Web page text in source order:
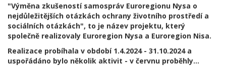
"Výměna zkušeností samospráv Euroregionu Nysa o
nejdůležitějších otázkách ochrany životního prostředí a
sociálních otázkách", to je název projektu, který
společně realizovaly Euroregion Nysa a Euroregion Nisa.
Realizace probíhala v období 1.4.2024 - 31.10.2024 a
uspořádáno bylo několik aktivit - v červnu proběhly...